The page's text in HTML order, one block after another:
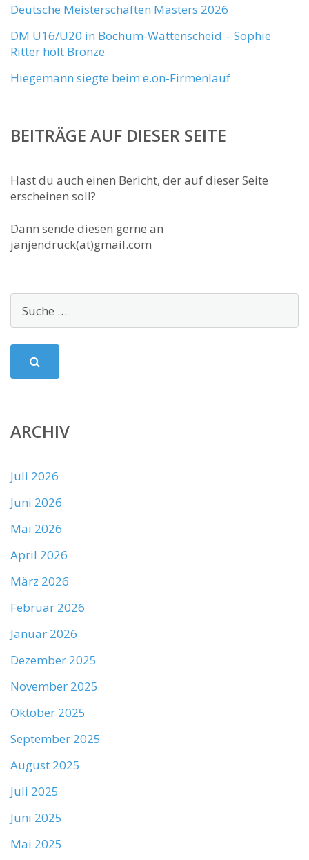
Deutsche Meisterschaften Masters 2026
DM U16/U20 in Bochum-Wattenscheid – Sophie
Ritter holt Bronze
Hiegemann siegte beim e.on-Firmenlauf
BEITRÄGE AUF DIESER SEITE
Hast du auch einen Bericht, der auf dieser Seite
erscheinen soll?
Dann sende diesen gerne an
janjendruck(at)gmail.com
ARCHIV
Juli 2026
Juni 2026
Mai 2026
April 2026
März 2026
Februar 2026
Januar 2026
Dezember 2025
November 2025
Oktober 2025
September 2025
August 2025
Juli 2025
Juni 2025
Mai 2025